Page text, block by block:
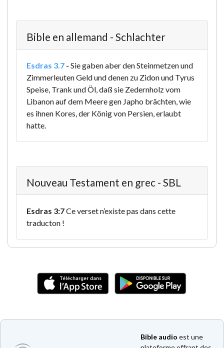
Bible en allemand - Schlachter
Esdras 3.7 - Sie gaben aber den Steinmetzen und
Zimmerleuten Geld und denen zu Zidon und Tyrus
Speise, Trank und Öl, daß sie Zedernholz vom
Libanon auf dem Meere gen Japho brächten, wie
es ihnen Kores, der König von Persien, erlaubt
hatte.
Nouveau Testament en grec - SBL
Esdras 3:7Ce verset n’existe pas dans cette
traducton !
Bible audio est une